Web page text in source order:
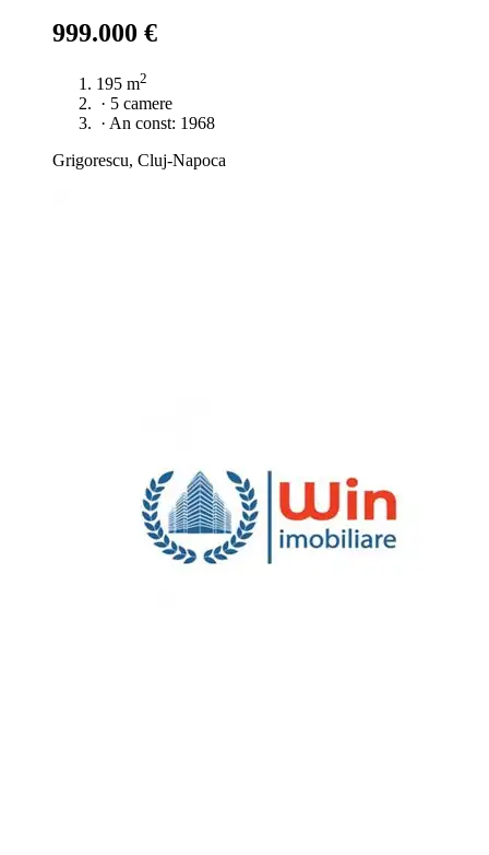
999.000 €
195 m2
· 5 camere
· An const: 1968
Grigorescu, Cluj-Napoca